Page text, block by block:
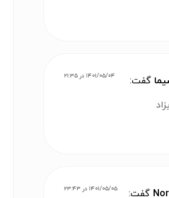
گفت: ۱۴۰۱/۰۵/۰۴ در ۲۱:۳۵
گفت: ۱۴۰۱/۰۵/۰۵ در ۲۳:۴۳